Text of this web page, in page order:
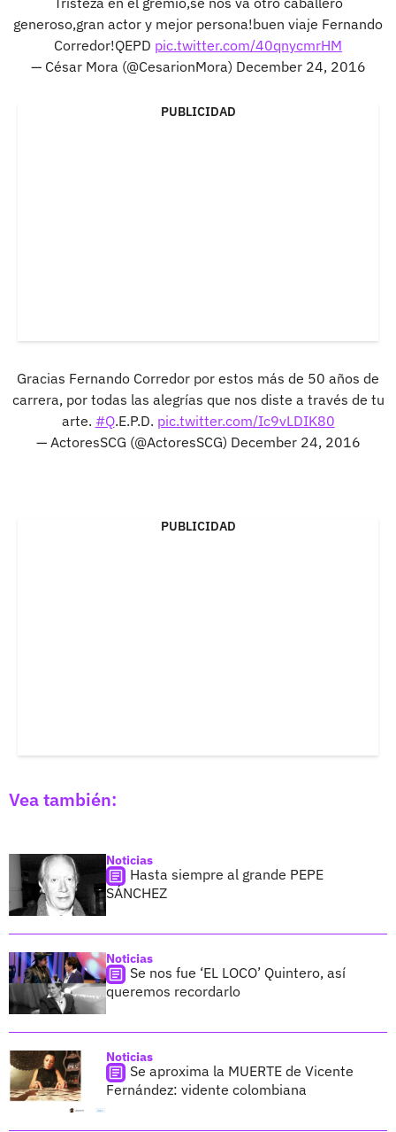
generoso,gran actor y mejor persona!buen viaje Fernando
Corredor!QEPD pic.twitter.com/40qnycmrHM
— César Mora (@CesarionMora) December 24, 2016
PUBLICIDAD
Gracias Fernando Corredor por estos más de 50 años de
carrera, por todas las alegrías que nos diste a través de tu
arte. #Q.E.P.D. pic.twitter.com/Ic9vLDIK80
— ActoresSCG (@ActoresSCG) December 24, 2016
PUBLICIDAD
Vea también:
Noticias
Hasta siempre al grande PEPE
SÁNCHEZ
Noticias
Se nos fue ‘EL LOCO’ Quintero, así
queremos recordarlo
Noticias
Se aproxima la MUERTE de Vicente
Fernández: vidente colombiana